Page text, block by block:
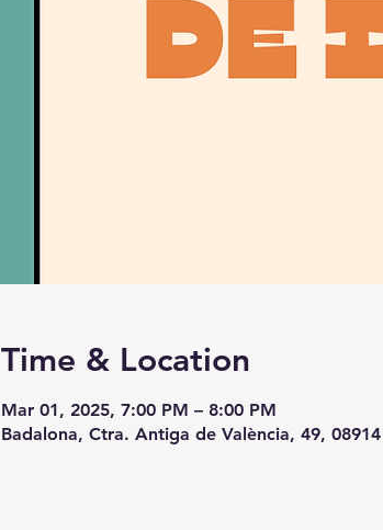
Time & Location
Mar 01, 2025, 7:00 PM – 8:00 PM
Badalona, Ctra. Antiga de València, 49,